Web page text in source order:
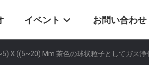
イベント お問い合わせ
X ((5~20) Mm 茶色の球状粒子としてガス浄